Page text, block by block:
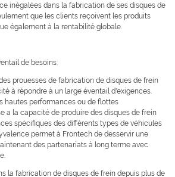
inégalées dans la fabrication de ses disques de
que les clients reçoivent les produits
également à la rentabilité globale.
de besoins:
prouesses de fabrication de disques de frein
à répondre à un large éventail d'exigences.
hautes performances ou de flottes
a la capacité de produire des disques de frein
spécifiques des différents types de véhicules
permet à Frontech de desservir une
des partenariats à long terme avec